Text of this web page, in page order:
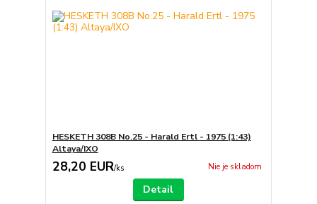
HESKETH 308B No.25 - Harald Ertl - 1975 (1:43)
Altaya/IXO
28,20 EUR/ks Nie je skladom
Detail